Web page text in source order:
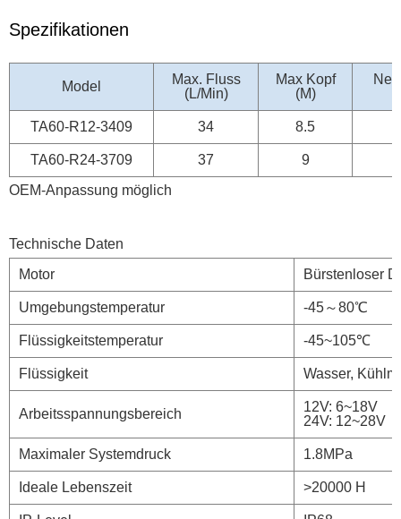
Spezifikationen
Model
Max. Fluss
(L/Min)
Max Kopf
(M)
TA60-R12-3409 34 8.5
TA60-R24-3709 37
9
OEM-Anpassung möglich
Technische Daten
Motor
Bürstenloser
Umgebungstemperatur -45～80℃
Flüssigkeitstemperatur -45~105℃
Flüssigkeit Wasser,
Arbeitsspannungsbereich
12V: 6~18V
24V: 12~28V
Maximaler Systemdruck 1.8MPa
Ideale Lebenszeit >20000 H